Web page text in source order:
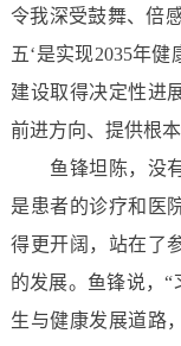
令我深受鼓舞、倍
五‘是实现2035年
建设取得决定性进
前进方向、提供根
鱼锋坦陈，没有
是患者的诊疗和医
得更开阔，站在了
的发展。鱼锋说，
生与健康发展道路